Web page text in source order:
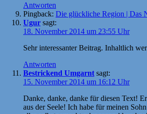
Antworten
Pingback: Die glückliche Region | Das
Ugur sagt:
18. November 2014 um 23:55 Uhr
Sehr interessanter Beitrag. Inhaltlich
Antworten
Bestrickend Umgarnt sagt:
15. November 2014 um 16:12 Uhr
Danke, danke, danke für diesen Text!
aus der Seele! Ich habe für meinen